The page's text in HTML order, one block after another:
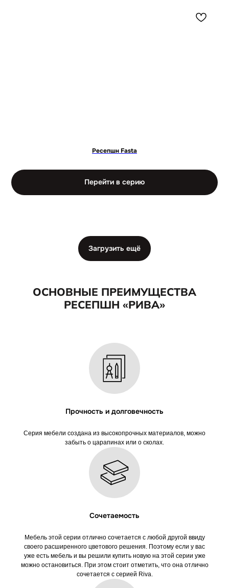
Ресепшн Fasta
Перейти в серию
Загрузить ещё
Прочность и долговечность
Серия мебели создана из высокопрочных материалов, можно
забыть о царапинах или о сколах.
Сочетаемость
Мебель этой серии отлично сочетается с любой другой ввиду
своего расширенного цветового решения. Поэтому если у вас
уже есть мебель и вы решили купить новую на этой серии уже
можно остановиться. При этом стоит отметить, что она отлично
сочетается с серией Riva.
Отправить
Нажимая на кнопку, вы соглашаетесь
с политикой обработки данных
Здравствуйте! Мне понравилась